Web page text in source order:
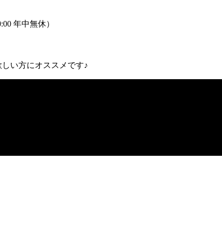
年中無休）
い方にオススメです♪